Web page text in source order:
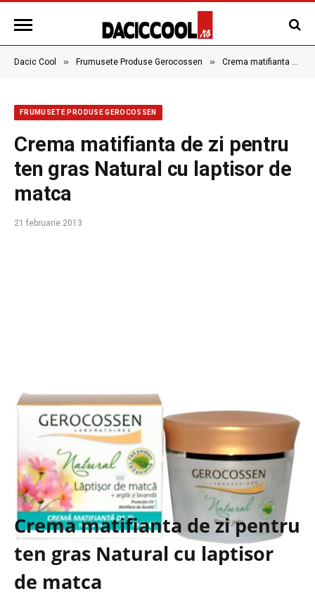
Dacic Cool » Frumusete Produse Gerocossen » Crema matifianta de zi pentru ten gras Natural cu laptisor de matca
FRUMUSETE PRODUSE GEROCOSSEN
Crema matifianta de zi pentru
ten gras Natural cu laptisor de
matca
21 februarie 2013
Crema matifianta de zi pentru
ten gras Natural cu laptisor
de matca